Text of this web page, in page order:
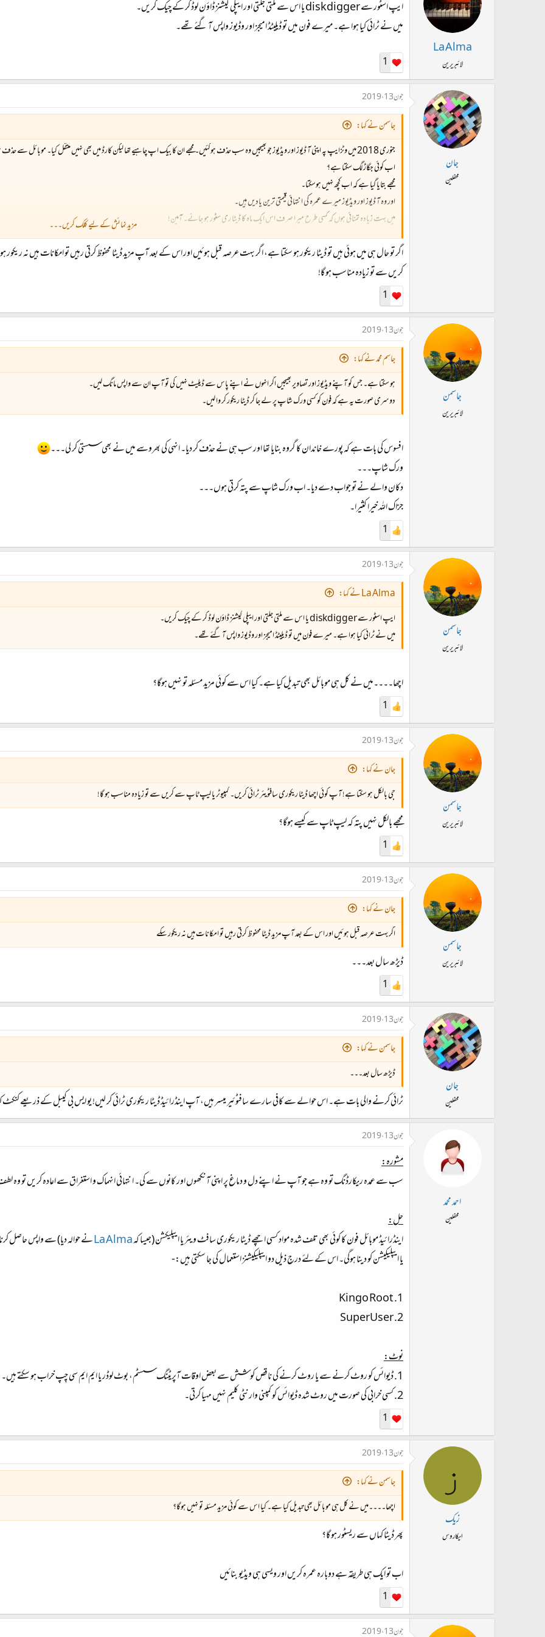
La Alma
لائبریرین
ایپ اسٹور سے diskdigger یا اس سے ملتی جلتی اور ایپلی کیشنز ڈاؤن لوڈ کر کے چیک کریں۔
میں نے ٹرائی کیا ہوا ہے۔ میرے فون میں تو ڈیلیٹڈ امیجز اور وڈیوز واپس آ گئے تھے۔
1
جان
محفلین
جون 13، 2019
جاسمن نے کہا:
جنوری 2018 میں وٹزایپ پہ اپنی آ ڈیوز اور ویڈیوز جو بھیجیں وہ سب حذف ہوگئیں۔ مجھے ان کا بیک اپ چاہیے تھا لیکن کارڈ میں بھی نہیں منتقل کیا۔ موبائل سے حذف ہوگیا۔
اب کوئی جگاڑ لگ سکتا ہے؟
مجھے بتایا گیا ہے کہ اب کچھ نہیں ہوسکتا۔
اور وہ آ ڈیوز اور ویڈیوز میرے عمرہ کی انتہائی قیمتی ترین یادیں ہیں۔
میں بہت زیادہ تمنائی ہوں کہ کسی طرح میرا صرف اس ایک ماہ کا ڈیٹا ری سٹور ہو جائے۔ آمین!
کوئی مدد کر سکے تو دل سے نکلی دعائیں ہوں گی ڈھیروں۔۔۔
مزید نمائش کے لیے کلک کریں۔۔۔
اگر تو حال ہی میں ہوئی ہیں تو ڈیٹا ریکور ہو سکتا ہے، اگر بہت عرصہ قبل ہوئیں اور اس کے بعد آپ مزید ڈیٹا محفوظ کرتی رہیں تو امکانات ہیں نہ ریکور
کریں سے تو زیادہ مناسب ہو گا!
1
جاسمن
لائبریرین
جون 13، 2019
جاسم محمد نے کہا:
ہو سکتا ہے۔ جس کو آپنے ویڈیوز اور تصاویر بھیجیں اگر انہوں نے اپنے پاس سے ڈیلیٹ نہیں کی تو آپ ان سے واپس مانگ لیں۔
دوسری صورت یہ ہے کہ فون کو کسی ورک شاپ پر لے جا کر ڈیٹا ریکور کر وا لیں۔
افسوس کی بات ہے کہ پورے خاندان کا گروہ بنایا تھا اور سب ہی نے حذف کر دیا۔ انہی کی بھروسے میں نے بھی سستی کر لی۔۔۔
ورک شاپ۔۔۔
دکان والے نے تو جواب دے دیا۔ اب ورک شاپ سے پتہ کرتی ہوں۔۔۔
جزاک اللہ خیرا کثیرا۔
1
جاسمن
لائبریرین
جون 13، 2019
La Alma نے کہا:
ایپ اسٹور سے diskdigger یا اس سے ملتی جلتی اور ایپلی کیشنز ڈاؤن لوڈ کر کے چیک کریں۔
میں نے ٹرائی کیا ہوا ہے۔ میرے فون میں تو ڈیلیٹڈ امیجز اور وڈیوز واپس آ گئے تھے۔
اچھا۔۔۔۔میں نے کل ہی موبائل بھی تبدیل کیا ہے۔ کیا اس سے کوئی مزید مسئلہ تو نہیں ہوگا؟
1
جاسمن
لائبریرین
جون 13، 2019
جان نے کہا:
جی بالکل ہو سکتا ہے! آپ کوئی اچھا ڈیٹا ریکوری سافٹویئر ٹرائی کریں۔ کمپیوٹر یا لیپ ٹاپ سے کریں سے تو زیادہ مناسب ہو گا!
مجھے بالکل نہیں پتہ کہ لیپ ٹاپ سے کیسے ہوگا؟
1
جاسمن
لائبریرین
جون 13، 2019
جان نے کہا:
اگر بہت عرصہ قبل ہوئیں اور اس کے بعد آپ مزید ڈیٹا محفوظ کرتی رہیں تو امکانات ہیں نہ ریکور سکے
ڈیڑھ سال بعد۔۔۔
1
جان
محفلین
جون 13، 2019
جاسمن نے کہا:
ڈیڑھ سال بعد۔۔۔
ٹرائی کرنے والی بات ہے۔ اس حوالے سے کافی سارے سافٹوئیر میسر ہیں، آپ اینڈرائیڈ ڈیٹا ریکوری ٹرائی کر لیں! یو ایس بی کیبل کے ذریعے کنکٹ
احمد محمد
محفلین
جون 13، 2019
مشورہ:
سب سے عمدہ ریکارڈنگ تو وہ ہے جو آپ نے اپنے دل و دماغ پر اپنی آنکھوں اور کانوں سے کی۔ انتہائی انہماک و استغراق سے اعادہ کریں تو وہ
حل:
اینڈرائیڈ موبائل فون کا کوئی بھی تلف شدہ مواد کسی اچھے ڈیٹا ریکوری سافٹ ویئر یا ایپلیکشن (جیسا کہLa Almaنے حوالہ دیا) سے واپس حاصل
یا ایپلیکیشن کو دینا ہوگی۔ اس کے لئے درجِ ذیل دو ایپلیکیشنز استعمال کی جا سکتی ہیں:-
1. Kingo Root
2. SuperUser
نوٹ:
1. ڈیوائس کو روٹ کرنے سے یا روٹ کرنے کی ناقص کوشش سے بعض اوقات آپریٹنگ سسٹم، بوٹ لوڈر یا ایم ایم سی چِپ خراب ہو سکتے ہیں۔
2. کسی خرابی کی صورت میں روٹ شدہ ڈیوائس کو کمپنی وارنٹی کلیم نہیں مہیا کرتی۔
1
ز
زیک
ایکاروس
جون 13، 2019
جاسمن نے کہا:
اچھا۔۔۔۔میں نے کل ہی موبائل بھی تبدیل کیا ہے۔ کیا اس سے کوئی مزید مسئلہ تو نہیں ہوگا؟
پھر ڈیٹا کہاں سے ریسٹور ہو گا؟
اب تو ایک ہی طریقہ ہے دوبارہ عمرہ کریں اور ویسی ہی ویڈیو بنائیں
1
جون 13، 2019